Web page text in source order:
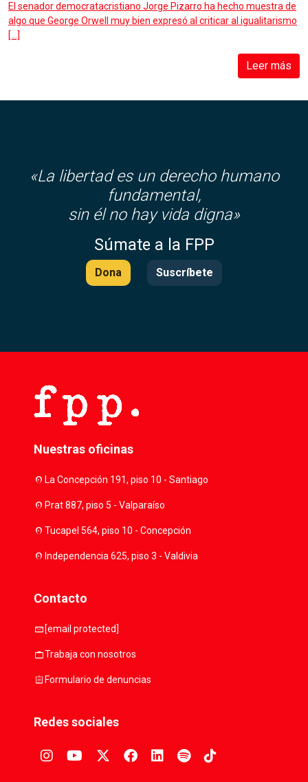
El senador democratacristiano Jorge Pizarro ha hecho muestra de
algo que George Orwell muy bien expresó al criticar al igualitarismo
[…]
Leer más
«La libertad es un derecho humano
fundamental,
sin él no hay vida digna»
Súmate a la FPP
Dona Suscríbete
Nuestras oficinas
location_onLa Concepción 191, piso 10 - Santiago
location_onPrat 887, piso 5 - Valparaíso
location_onTucapel 564, piso 10 - Concepción
location_onIndependencia 625, piso 3 - Valdivia
Contacto
mail [email protected]
workTrabaja con nosotros
assignmentFormulario de denuncias
Redes sociales